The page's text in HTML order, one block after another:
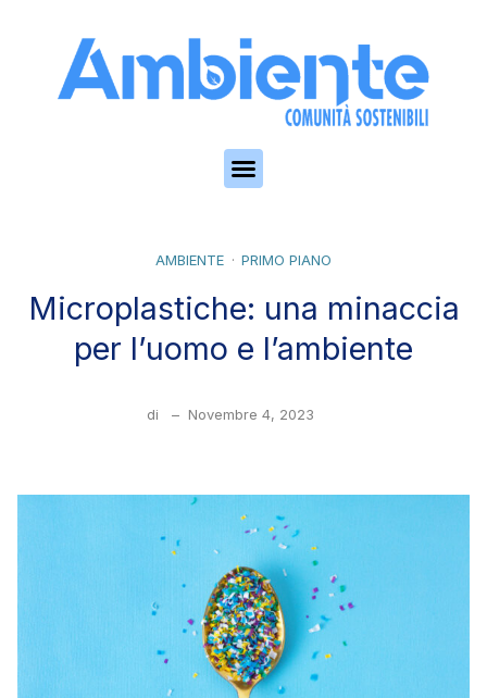
AMBIENTE PRIMO PIANO
Microplastiche: una minaccia
per l’uomo e l’ambiente
di – Novembre 4, 2023